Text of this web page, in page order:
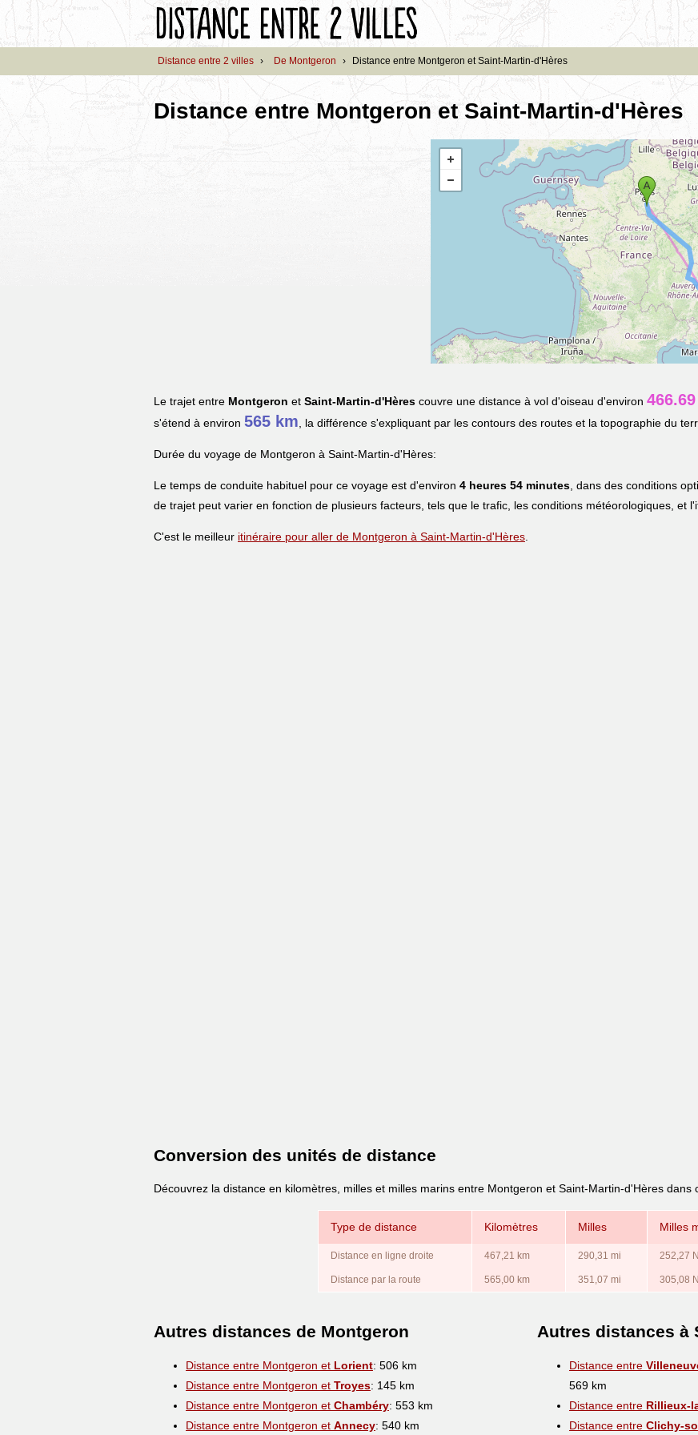
Distance entre 2 villes › De Montgeron › Distance entre Montgeron et Saint-Martin-d'Hères
Distance entre Montgeron et Saint-Martin-d'Hères
Le trajet entre Montgeron et Saint-Martin-d'Hères couvre une distance à vol d'oiseau d'environ
s'étend à environ 565 km , la différence s'expliquant par les contours des routes et la topographie du
Durée du voyage de Montgeron à Saint-Martin-d'Hères:
Le temps de conduite habituel pour ce voyage est d'environ 4 heures 54 minutes , dans des conditions
de trajet peut varier en fonction de plusieurs facteurs, tels que le trafic, les conditions météorologiques, et
C'est le meilleur itinéraire pour aller de Montgeron à Saint-Martin-d'Hères
Conversion des unités de distance
Découvrez la distance en kilomètres, milles et milles marins entre Montgeron et Saint-Martin-d'Hères dans
Type de distance Kilomètres Milles Milles
Distance en ligne droite 467,21 km 290,31 mi 252,27
Distance par la route 565,00 km 351,07 mi 305,08
Autres distances de Montgeron
Distance entre Montgeron et Lorient: 506 km
Distance entre Montgeron et Troyes: 145 km
Distance entre Montgeron et Chambéry: 553 km
Distance entre Montgeron et Annecy: 540 km
Autres distances à
Distance entre
569 km
Distance entre Rillieux-
Distance entre Clichy-